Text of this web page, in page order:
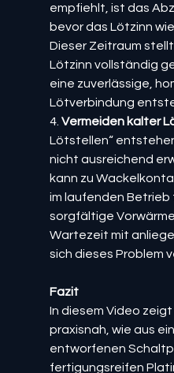
empfiehlt, ist das
bevor das Lötzinn
Dieser Zeitraum
Lötzinn vollständig
eine zuverlässige,
Lötverbindung
4. Vermeiden kalter
Lötstellen“
nicht ausreichend
kann zu
im laufenden Betrieb
sorgfältige
Wartezeit mit
sich dieses Problem
Fazit
In diesem Video
praxisnah, wie aus
entworfenen
fertigungsreifen